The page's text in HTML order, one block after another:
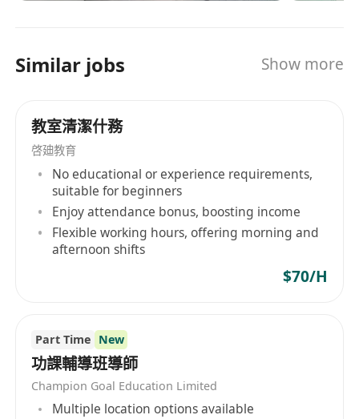
Similar jobs Show more
教室清潔什務
啓廸教育
No educational or experience requirements,
suitable for beginners
Enjoy attendance bonus, boosting income
Flexible working hours, offering morning and
afternoon shifts
$70/H
Part Time New
功課輔導班導師
Champion Goal Education Limited
Multiple location options available